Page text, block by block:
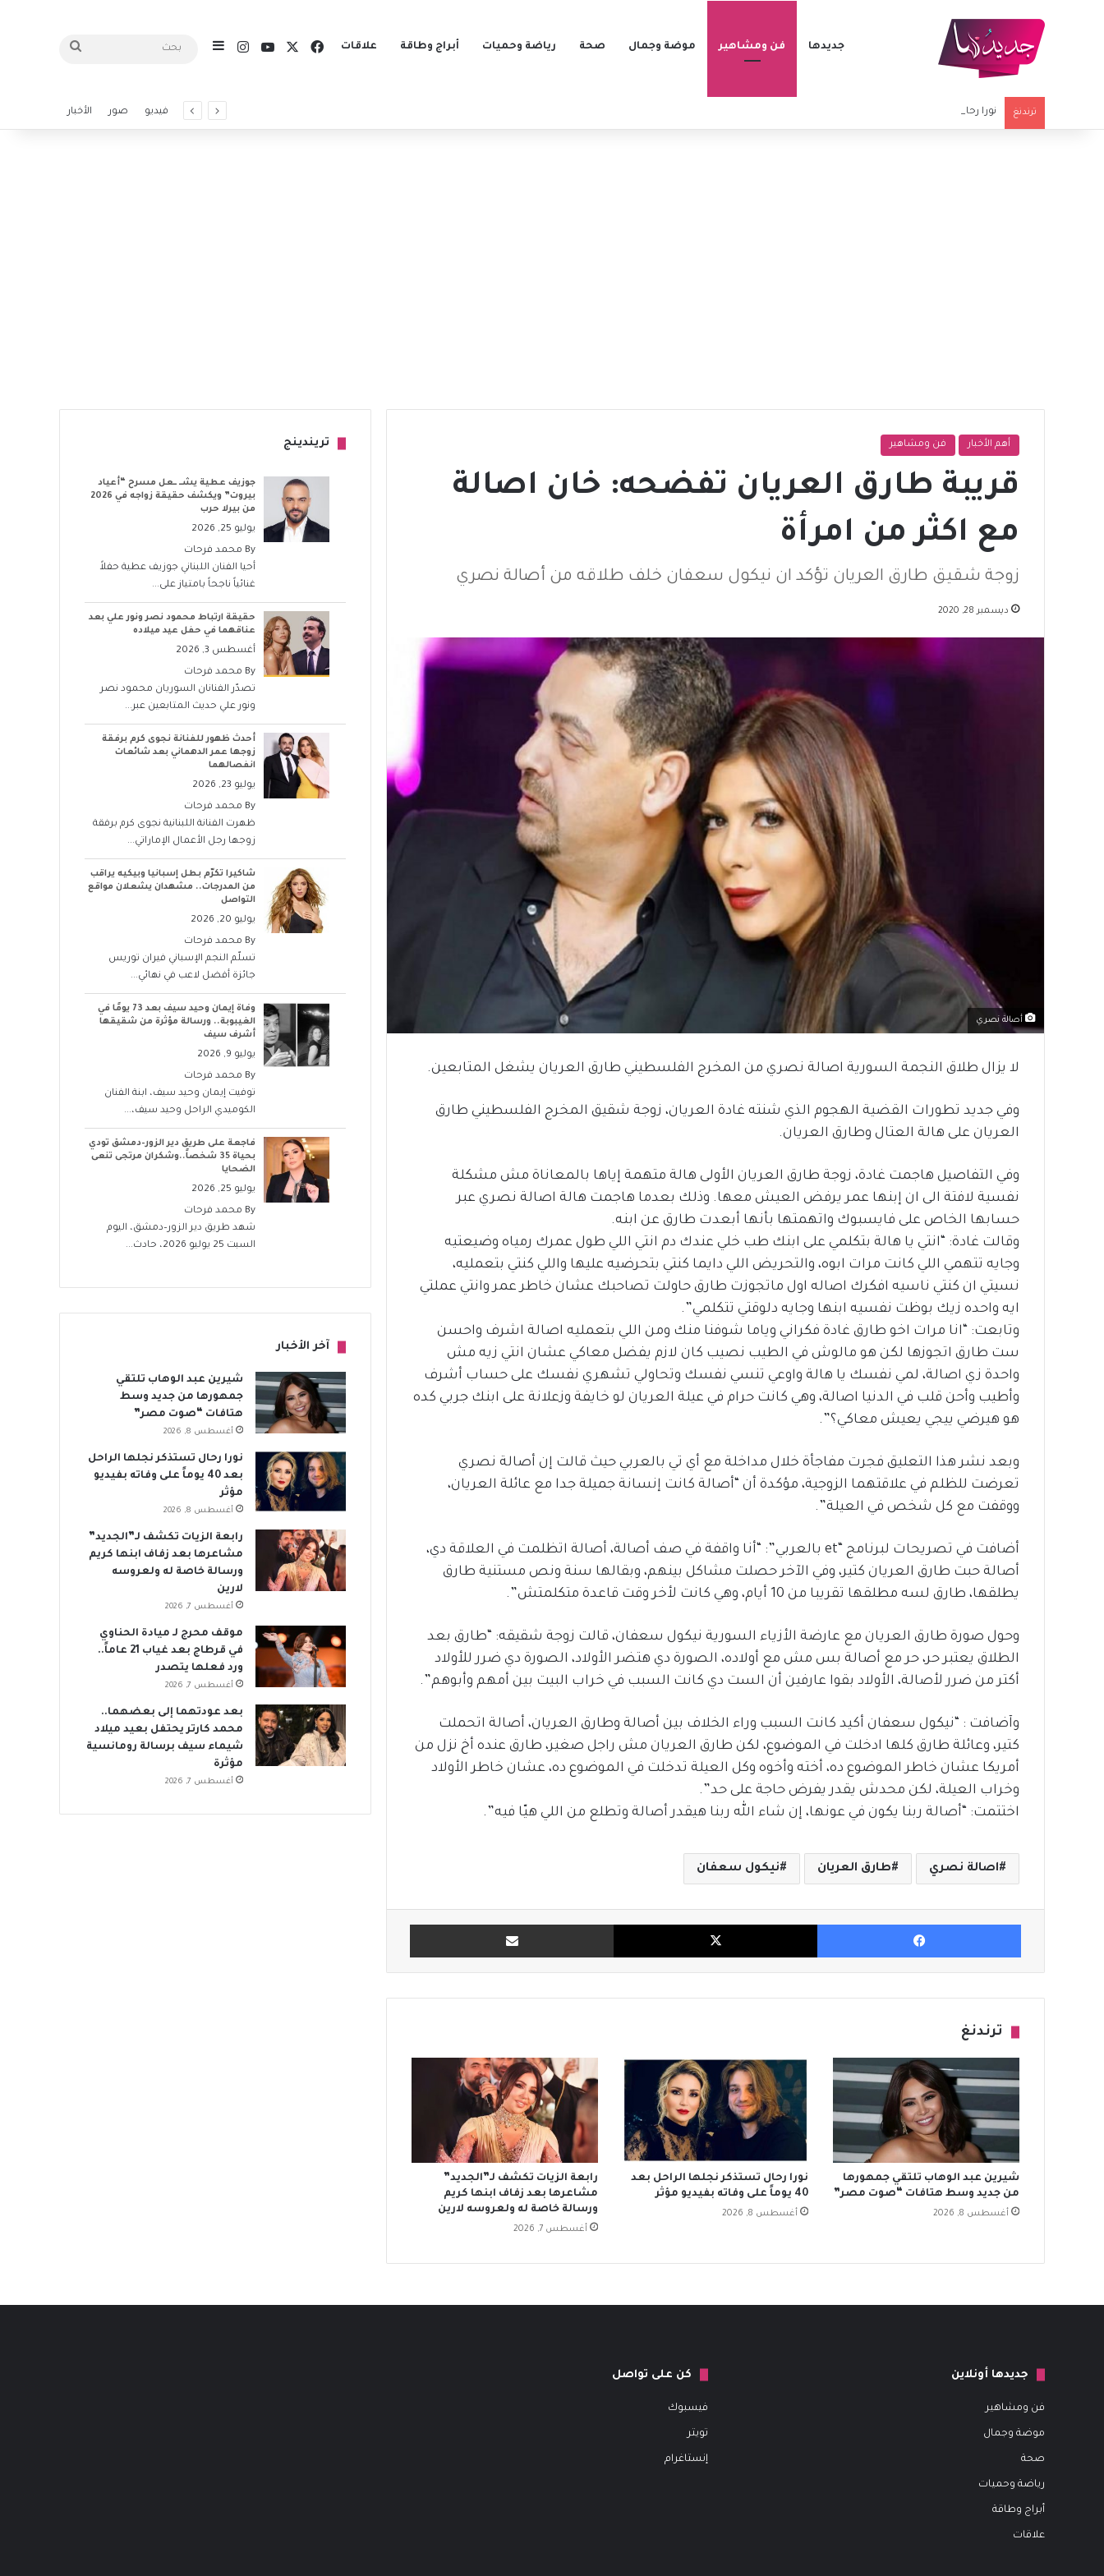
جديدها فن ومشاهير موضة وجمال صحة رياضة وحميات أبراج وطاقة علاقات فيسبوكيوتيوبانستقرامإضافة عمود جانبي بحث
ترندنغ نورا رحال تستذكر نجلها الراحل بعد 40 يوماً على وفاته بفيديو مؤثر فيديو صور الأخبار
أهم الأخبار فن ومشاهير
قريبة طارق العريان تفضحه: خان اصالة
مع اكثر من امرأة
زوجة شقيق طارق العريان تؤكد ان نيكول سعفان خلف طلاقه من أصالة نصري
ديسمبر 28, 2020
أصالة نصري
لا يزال طلاق النجمة السورية اصالة نصري من المخرج الفلسطيني طارق العريان يشغل المتابعين.
وفي جديد تطورات القضية الهجوم الذي شنته غادة العريان، زوجة شقيق المخرج الفلسطيني طارق
العريان على هالة العتال وطارق العريان.
وفي التفاصيل هاجمت غادة، زوجة طارق العريان الأولى هالة متهمة إياها بالمعاناة مش مشكلة
نفسية لافتة الى ان إبنها عمر يرفض العيش معها. وذلك بعدما هاجمت هالة اصالة نصري عبر
حسابها الخاص على فايسبوك واتهمتها بأنها أبعدت طارق عن ابنه.
وقالت غادة: “انتي يا هالة بتكلمي على ابنك طب خلي عندك دم انتي اللي طول عمرك رمياه وضيعتيه
وجايه تتهمي اللي كانت مرات ابوه، والتحريض اللي دايما كنتي بتحرضيه عليها واللي كنتي بتعمليه،
نسيتي ان كنتي ناسيه افكرك اصاله اول ماتجوزت طارق حاولت تصاحبك عشان خاطر عمر وانتي عملتي
ايه واحده زيك بوظت نفسيه ابنها وجايه دلوقتي تتكلمي”.
وتابعت: “انا مرات اخو طارق غادة فكراني وياما شوفنا منك ومن اللي بتعمليه اصالة اشرف واحسن
ست طارق اتجوزها لكن هو مالوش في الطيب نصيب كان لازم يفضل معاكي عشان انتي زيه مش
واحدة زي اصالة، لمي نفسك يا هالة واوعي تنسي نفسك وتحاولي تشهري نفسك على حساب أشرف
وأطيب وأحن قلب في الدنيا اصالة، وهي كانت حرام في عيلة العريان لو خايفة وزعلانة على ابنك جربي كده
هو هيرضي ييجي يعيش معاكي؟”.
وبعد نشر هذا التعليق فجرت مفاجأة خلال مداخلة مع أي تي بالعربي حيث قالت إن أصالة نصري
تعرضت للظلم في علاقتهما الزوجية، مؤكدة أن “أصالة كانت إنسانة جميلة جدا مع عائلة العريان،
ووقفت مع كل شخص في العيلة”.
أضافت في تصريحات لبرنامج “et بالعربي”: “أنا واقفة في صف أصالة، أصالة اتظلمت في العلاقة دي،
أصالة حبت طارق العريان كتير، وفي الآخر حصلت مشاكل بينهم، وبقالها سنة ونص مستنية طارق
يطلقها، طارق لسه مطلقها تقريبا من 10 أيام، وهي كانت لأخر وقت قاعدة متكلمتش”.
وحول صورة طارق العريان مع عارضة الأزياء السورية نيكول سعفان، قالت زوجة شقيقه: “طارق بعد
الطلاق يعتبر حر، حر مع أصالة بس مش مع أولاده، الصورة دي هتضر الأولاد، الصورة دي ضرر للأولاد
أكتر من ضرر لأصالة، الأولاد بقوا عارفين أن الست دي كانت السبب في خراب البيت بين أمهم وأبوهم”.
وآضافت : “نيكول سعفان أكيد كانت السبب وراء الخلاف بين أصالة وطارق العريان، أصالة اتحملت
كتير، وعائلة طارق كلها ادخلت في الموضوع، لكن طارق العريان مش راجل صغير، طارق عنده أخ نزل من
أمريكا عشان خاطر الموضوع ده، أخته وأخوه وكل العيلة تدخلت في الموضوع ده، عشان خاطر الأولاد
وخراب العيلة، لكن محدش يقدر يفرض حاجة على حد”.
اختتمت: “أصالة ربنا يكون في عونها، إن شاء الله ربنا هيقدر أصالة وتطلع من اللي هيّا فيه”.
اصالة نصري طارق العريان نيكول سعفان
فيسبوك X مشاركة بالبريد
ترندنغ
شيرين عبد الوهاب تلتقي جمهورها
من جديد وسط هتافات “صوت مصر”
أغسطس 8, 2026
نورا رحال تستذكر نجلها الراحل بعد
40 يوماً على وفاته بفيديو مؤثر
أغسطس 8, 2026
رابعة الزيات تكشف لـ”الجديد”
مشاعرها بعد زفاف ابنها كريم
ورسالة خاصة له ولعروسه لارين
أغسطس 7, 2026
تريندينج
جوزيف عطية يشــ ــعل مسرح “أعياد
بيروت” ويكشف حقيقة زواجه في 2026
من بيرلا حرب
يوليو 25, 2026
By محمد فرحات
أحيا الفنان اللبناني جوزيف عطية حفلاً
غنائياً ناجحاً بامتياز على...
حقيقة ارتباط محمود نصر ونور علي بعد
عناقهما في حفل عيد ميلاده
أغسطس 3, 2026
By محمد فرحات
تصدّر الفنانان السوريان محمود نصر
ونور علي حديث المتابعين عبر...
أحدث ظهور للفنانة نجوى كرم برفقة
زوجها عمر الدهماني بعد شائعات
انفصالهما
يوليو 23, 2026
By محمد فرحات
ظهرت الفنانة اللبنانية نجوى كرم برفقة
زوجها رجل الأعمال الإماراتي...
شاكيرا تكرّم بطل إسبانيا وبيكيه يراقب
من المدرجات.. مشهدان يشعلان مواقع
التواصل
يوليو 20, 2026
By محمد فرحات
تسلّم النجم الإسباني فيران توريس
جائزة أفضل لاعب في نهائي...
وفاة إيمان وحيد سيف بعد 73 يومًا في
الغيبوبة.. ورسالة مؤثرة من شقيقها
أشرف سيف
يوليو 9, 2026
By محمد فرحات
توفيت إيمان وحيد سيف، ابنة الفنان
الكوميدي الراحل وحيد سيف،...
فاجعة على طريق دير الزور–دمشق تودي
بحياة 35 شخصاً..وشكران مرتجى تنعى
الضحايا
يوليو 25, 2026
By محمد فرحات
شهد طريق دير الزور–دمشق، اليوم
السبت 25 يوليو 2026، حادث...
آخر الأخبار
شيرين عبد الوهاب تلتقي
جمهورها من جديد وسط
هتافات “صوت مصر”
أغسطس 8, 2026
نورا رحال تستذكر نجلها الراحل
بعد 40 يوماً على وفاته بفيديو
مؤثر
أغسطس 8, 2026
رابعة الزيات تكشف لـ”الجديد”
مشاعرها بعد زفاف ابنها كريم
ورسالة خاصة له ولعروسه
لارين
أغسطس 7, 2026
موقف محرج لـ ميادة الحناوي
في قرطاج بعد غياب 21 عاماً..
ورد فعلها يتصدر
أغسطس 7, 2026
بعد عودتهما إلى بعضهما..
محمد كارتر يحتفل بعيد ميلاد
شيماء سيف برسالة رومانسية
مؤثرة
أغسطس 7, 2026
جديدها أونلاين
فن ومشاهير
موضة وجمال
صحة
رياضة وحميات
أبراج وطاقة
علاقات
كن على تواصل
فيسبوك
تويتر
إنستاغرام